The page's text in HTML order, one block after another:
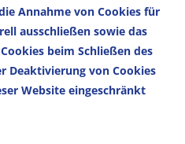
Annahme von Cookies für
ausschließen sowie das
beim Schließen des
Deaktivierung von Cookies
Website eingeschränkt